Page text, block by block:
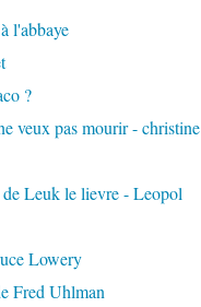
l'abbaye
?
veux pas mourir - christine
Leuk le lievre - Leopol
Lowery
Fred Uhlman